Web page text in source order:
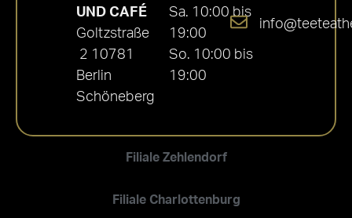
Filiale Zehlendorf
Filiale Charlottenburg
UND CAFÉ
Goltzstraße
2 10781
Berlin
Schöneberg
Sa. 10:00 bis
19:00
So. 10:00 bis
19:00